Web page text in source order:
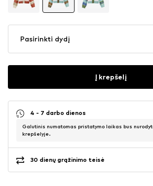
Pasirinkti dydį
Į krepšelį
4 - 7 darbo dienos
Galutinis numatomas pristatymo laikas bus
krepšelyje.
30 dienų grąžinimo teisė